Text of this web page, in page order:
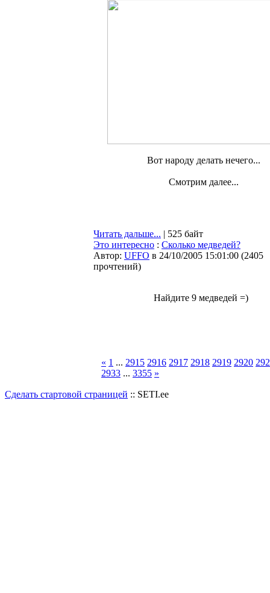
Вот народу делать нечего...
Смотрим далее...
Читать дальше... | 525 байт
Это интересно : Сколько медведей?
Автор: UFFO в 24/10/2005 15:01:00 (2405
прочтений)
Найдите 9 медведей =)
« 1 ... 2915 2916 2917 2918 2919 2920
2933 ... 3355 »
Сделать стартовой страницей :: SETI.ee